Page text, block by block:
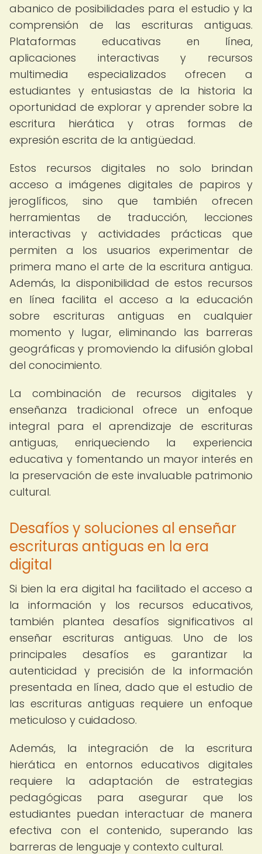
abanico de posibilidades para el estudio y la
comprensión de las escrituras antiguas.
Plataformas educativas en línea,
aplicaciones interactivas y recursos
multimedia especializados ofrecen a
estudiantes y entusiastas de la historia la
oportunidad de explorar y aprender sobre la
escritura hierática y otras formas de
expresión escrita de la antigüedad.
Estos recursos digitales no solo brindan
acceso a imágenes digitales de papiros y
jeroglíficos, sino que también ofrecen
herramientas de traducción, lecciones
interactivas y actividades prácticas que
permiten a los usuarios experimentar de
primera mano el arte de la escritura antigua.
Además, la disponibilidad de estos recursos
en línea facilita el acceso a la educación
sobre escrituras antiguas en cualquier
momento y lugar, eliminando las barreras
geográficas y promoviendo la difusión global
del conocimiento.
La combinación de recursos digitales y
enseñanza tradicional ofrece un enfoque
integral para el aprendizaje de escrituras
antiguas, enriqueciendo la experiencia
educativa y fomentando un mayor interés en
la preservación de este invaluable patrimonio
cultural.
Desafíos y soluciones al enseñar
escrituras antiguas en la era
digital
Si bien la era digital ha facilitado el acceso a
la información y los recursos educativos,
también plantea desafíos significativos al
enseñar escrituras antiguas. Uno de los
principales desafíos es garantizar la
autenticidad y precisión de la información
presentada en línea, dado que el estudio de
las escrituras antiguas requiere un enfoque
meticuloso y cuidadoso.
Además, la integración de la escritura
hierática en entornos educativos digitales
requiere la adaptación de estrategias
pedagógicas para asegurar que los
estudiantes puedan interactuar de manera
efectiva con el contenido, superando las
barreras de lenguaje y contexto cultural.